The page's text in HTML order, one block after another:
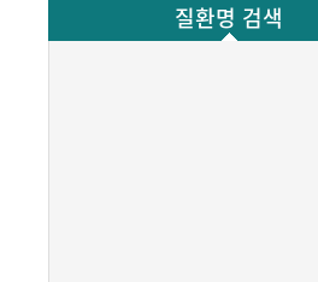
질환명 검색